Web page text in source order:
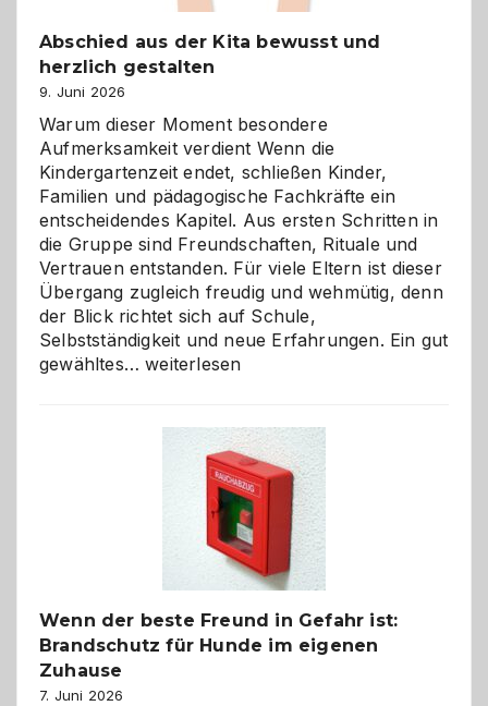
Abschied aus der Kita bewusst und
herzlich gestalten
9. Juni 2026
Warum dieser Moment besondere
Aufmerksamkeit verdient Wenn die
Kindergartenzeit endet, schließen Kinder,
Familien und pädagogische Fachkräfte ein
entscheidendes Kapitel. Aus ersten Schritten in
die Gruppe sind Freundschaften, Rituale und
Vertrauen entstanden. Für viele Eltern ist dieser
Übergang zugleich freudig und wehmütig, denn
der Blick richtet sich auf Schule,
Selbstständigkeit und neue Erfahrungen. Ein gut
gewähltes…Abschied
bewusst
herzlich
gestalten
weiterlesen
Wenn der beste Freund in Gefahr ist:
Brandschutz für Hunde im eigenen
Zuhause
7. Juni 2026